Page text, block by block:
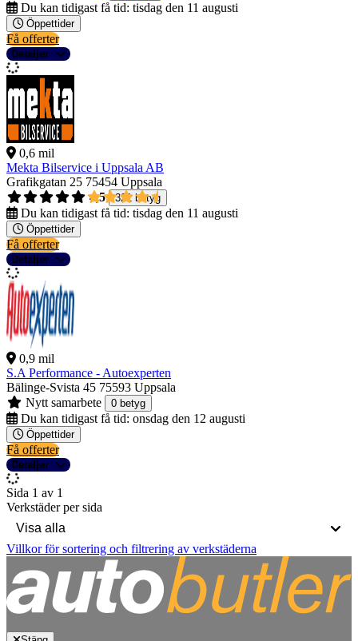
Du kan tidigast få tid: tisdag den 11 augusti
Öppettider
Få offerter
Detaljer
0,6 mil
Mekta Bilservice i Uppsala AB
Grafikgatan 25 75454 Uppsala
4,5
321 betyg
Du kan tidigast få tid: tisdag den 11 augusti
Öppettider
Få offerter
Detaljer
0,9 mil
S.A Performance - Autoexperten
Bälinge-Svista 45 75593 Uppsala
Nytt samarbete
0 betyg
Du kan tidigast få tid: onsdag den 12 augusti
Öppettider
Få offerter
Detaljer
Sida 1 av 1
Verkstäder per sida
Villkor för sortering och filtrering av verkstäderna